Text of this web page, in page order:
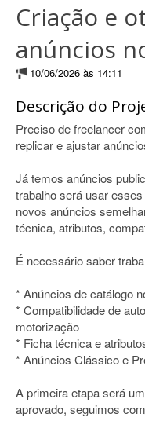
Criação e
anúncios
10/06/2026 às 14:11
Descrição do
Preciso de freelancer
replicar e ajustar
Já temos anúncios
trabalho será usar
novos anúncios
técnica, atributos,
É necessário saber
* Anúncios de catálogo
* Compatibilidade de
motorização
* Ficha técnica e
* Anúncios Clássico e
A primeira etapa será
aprovado, seguimos